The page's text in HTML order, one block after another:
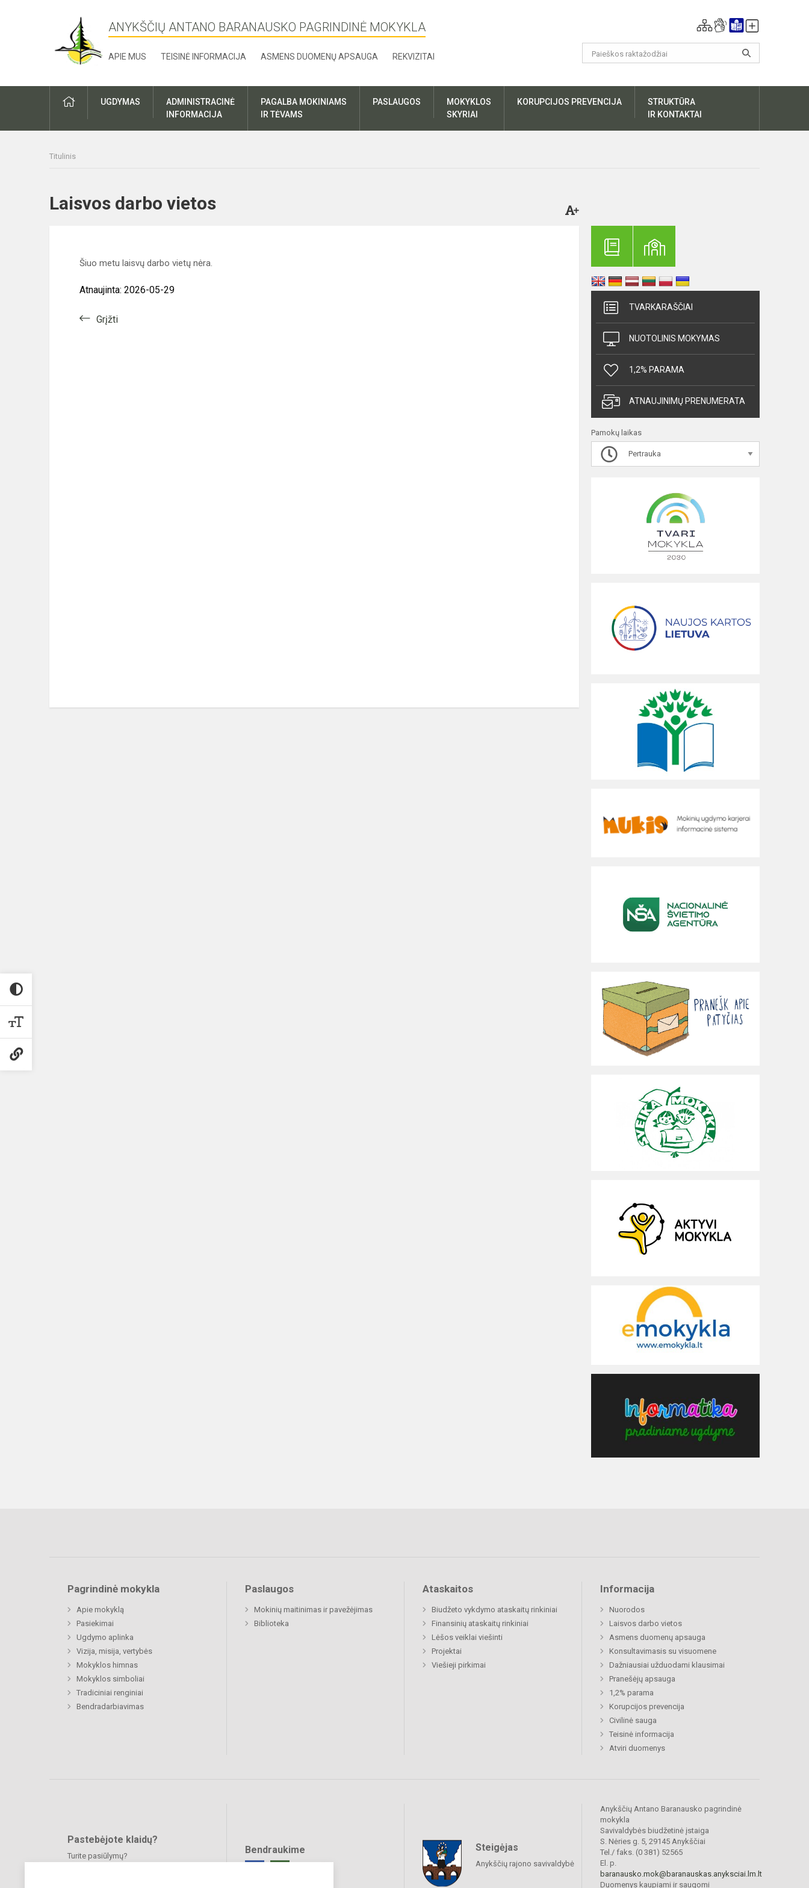
ANYKŠČIŲ ANTANO BARANAUSKO PAGRINDINĖ MOKYKLA
APIE MUS TEISINĖ INFORMACIJA ASMENS DUOMENŲ APSAUGA REKVIZITAI
UGDYMAS
ADMINISTRACINĖ
INFORMACIJA
PAGALBA MOKINIAMS
IR TĖVAMS
PASLAUGOS
MOKYKLOS
SKYRIAI
KORUPCIJOS PREVENCIJA
STRUKTŪRA
IR KONTAKTAI
Titulinis
Laisvos darbo vietos
Šiuo metu laisvų darbo vietų nėra.
Atnaujinta: 2026-05-29
Grįžti
TVARKARAŠČIAI
NUOTOLINIS MOKYMAS
1,2% PARAMA
ATNAUJINIMŲ PRENUMERATA
Pamokų laikas
Pertrauka
Pagrindinė mokykla
Apie mokyklą
Pasiekimai
Ugdymo aplinka
Vizija, misija, vertybės
Mokyklos himnas
Mokyklos simboliai
Tradiciniai renginiai
Bendradarbiavimas
Paslaugos
Mokinių maitinimas ir pavežėjimas
Biblioteka
Ataskaitos
Biudžeto vykdymo ataskaitų rinkiniai
Finansinių ataskaitų rinkiniai
Lėšos veiklai viešinti
Projektai
Viešieji pirkimai
Informacija
Nuorodos
Laisvos darbo vietos
Asmens duomenų apsauga
Konsultavimasis su visuomene
Dažniausiai užduodami klausimai
Pranešėjų apsauga
1,2% parama
Korupcijos prevencija
Civilinė sauga
Teisinė informacija
Atviri duomenys
Pastebėjote klaidų?
Turite pasiūlymų?
Bendraukime Steigėjas
Anykščių rajono savivaldybė
Anykščių Antano Baranausko pagrindinė
mokykla
Savivaldybės biudžetinė įstaiga
S. Nėries g. 5, 29145 Anykščiai
Tel./ faks. (0 381) 52565
El. p.
baranausko.mok@baranauskas.anyksciai.lm.lt
Duomenys kaupiami ir saugomi